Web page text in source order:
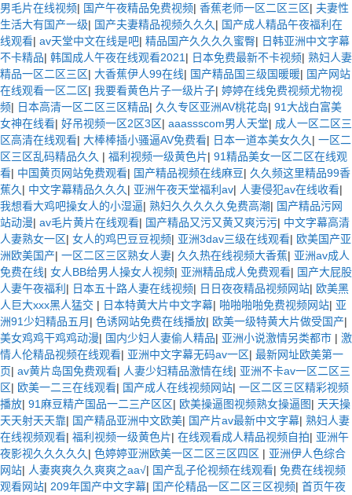
男毛片在线视频| 国产午夜精品免费视频| 香蕉老师一区二区三区| 夫妻性
生活大有国产一级| 国产夫妻精品视频久久久 | 国产成人精品午夜福利在
线观看| av天堂中文在线是吧| 精品国产久久久久蜜臀| 日韩亚洲中文字幕
不卡精品| 韩国成人午夜在线观看2021 | 日本免费最新不卡视频| 熟妇人妻
精品一区二区三区| 大香蕉伊人99在线| 国产精品国三级国暖暖| 国产网站
在线观看一区二区| 我要看黄色片子一级片子| 婷婷在线免费视频尤物视
频| 日本高清一区二区三区精品| 久久专区亚洲AV桃花岛| 91大战白富美
女神在线看| 好吊视频一区2区3区| aaassscom男人天堂| 成人一区二区三
区高清在线观看| 大棒棒插小骚逼AV免费看| 日本一道本美女久久 | 一区二
区三区乱码精品久久 | 福利视频一级黄色片| 91精品美女一区二区在线观
看| 中国黄页网站免费观看| 国产精品视频在线麻豆| 久久频这里精品99香
蕉久 | 中文字幕精品久久久 | 亚洲午夜天堂福利av| 人妻侵犯av在线收看|
我想看大鸡吧操女人的小湿逼| 熟妇久久久久久免费高潮| 国产精品污网
站动漫| av毛片黄片在线观看| 国产精品又污又黄又爽污污| 中文字幕高清
人妻熟女一区| 女人的鸡巴豆豆视频| 亚洲3dav三级在线观看| 欧美国产亚
洲欧美国产| 一区二区三区熟女人妻| 久久热在线视频大香蕉| 亚洲av成人
免费在线| 女人BB给男人操女人视频| 亚洲精品成人免费观看| 国产大屁股
人妻午夜福利 | 日本五十路人妻在线视频| 日日夜夜精品视频网站| 欧美黑
人巨大xxx黑人猛交 | 日本特黄大片中文字幕| 啪啪啪啪免费视频网站| 亚
洲91少妇精品五月 | 色诱网站免费在线播放| 欧美一级特黄大片做受国产|
美女鸡鸡干鸡鸡动漫| 国内少妇人妻偷人精品| 亚洲小说激情另类都市 | 激
情人伦精品视频在线观看| 亚洲中文字幕无码av一区| 最新网址欧美第一
页| av黄片岛国免费观看| 人妻少妇精品激情在线| 亚洲不卡av一区二区三
区| 欧美一二三在线观看| 国产成人在线视频网站| 一区二区三区精彩视频
播放| 91麻豆精产国品一二三产区区| 欧美操逼图视频熟女操逼图| 天天操
天天射天天靠| 国产精品亚洲中文欧美| 国产片av最新中文字幕| 熟妇人妻
在线视频观看| 福利视频一级黄色片| 在线观看成人精品视频自拍| 亚洲午
夜影视久久久久久 | 色婷婷亚洲欧美一区二区三区四区 | 亚洲伊人色综合
网站| 人妻爽爽久久爽爽之aa√| 国产乱子伦视频在线观看| 免费在线视频
观看网站| 209年国产中文字幕| 囯产伦精品一区二区三区视频| 首页午夜